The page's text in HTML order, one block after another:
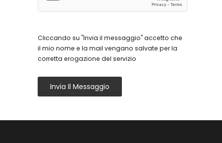
Cliccando su "Invia il messaggio" accetto che
il mio nome e la mail vengano salvate per la
corretta erogazione del servizio
Invia Il Messaggio